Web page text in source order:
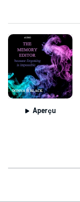
Aperçu